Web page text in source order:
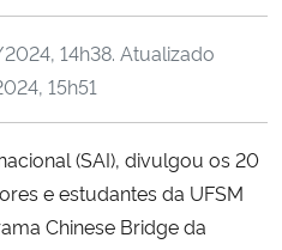
14h38. Atualizado
15h51
(SAI), divulgou os 20
e estudantes da UFSM
Chinese Bridge da